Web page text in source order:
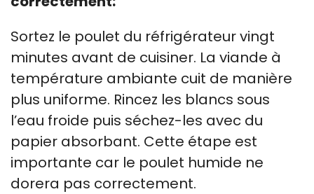
Sortez le poulet du réfrigérateur vingt
minutes avant de cuisiner. La viande à
température ambiante cuit de manière
plus uniforme. Rincez les blancs sous
l’eau froide puis séchez-les avec du
papier absorbant. Cette étape est
importante car le poulet humide ne
dorera pas correctement.